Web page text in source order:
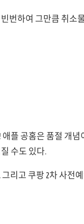
번하여 그만큼 취소
플 공홈은 품절 개념
수도 있다.
리고 쿠팡 2차 사전